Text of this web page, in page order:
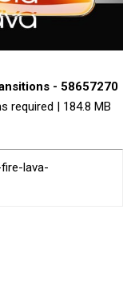
- 58657270
required | 184.8 MB
lava-